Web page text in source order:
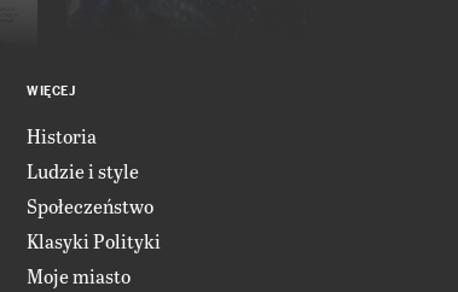
WIĘCEJ
Historia
Ludzie i style
Społeczeństwo
Klasyki Polityki
Moje miasto